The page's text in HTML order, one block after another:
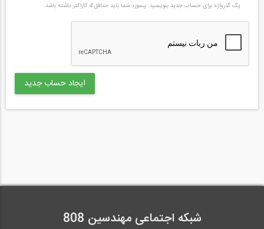
یک گذرواژه برای حساب جدید بنویسید. پسورد شما باید حداقل4 کاراکتر داشته باشد.
شبکه اجتماعی مهندسین 808